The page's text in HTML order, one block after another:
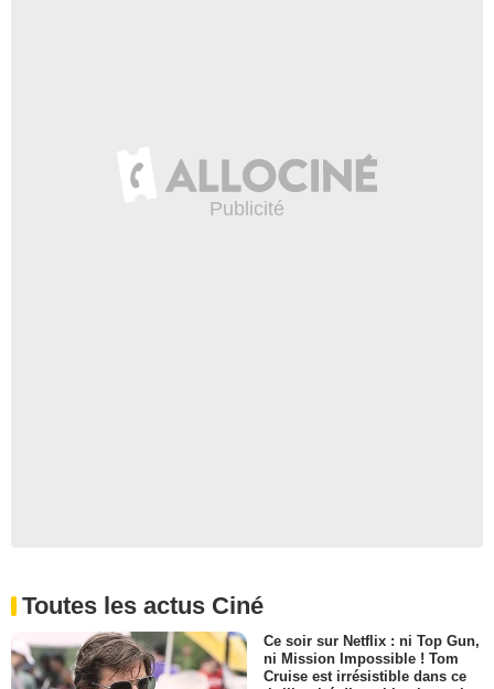
Toutes les actus Ciné
Ce soir sur Netflix : ni Top Gun,
ni Mission Impossible ! Tom
Cruise est irrésistible dans ce